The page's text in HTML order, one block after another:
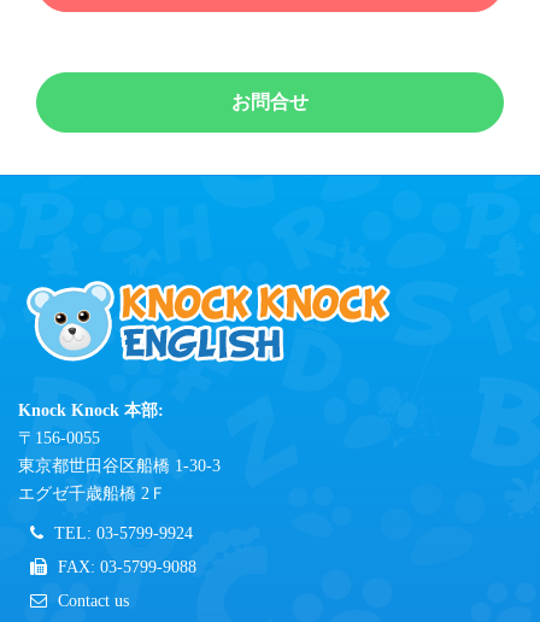
お問合せ
Knock Knock 本部:
〒156-0055
東京都世田谷区船橋 1-30-3
エグゼ千歳船橋 2Ｆ
TEL: 03-5799-9924
FAX: 03-5799-9088
Contact us